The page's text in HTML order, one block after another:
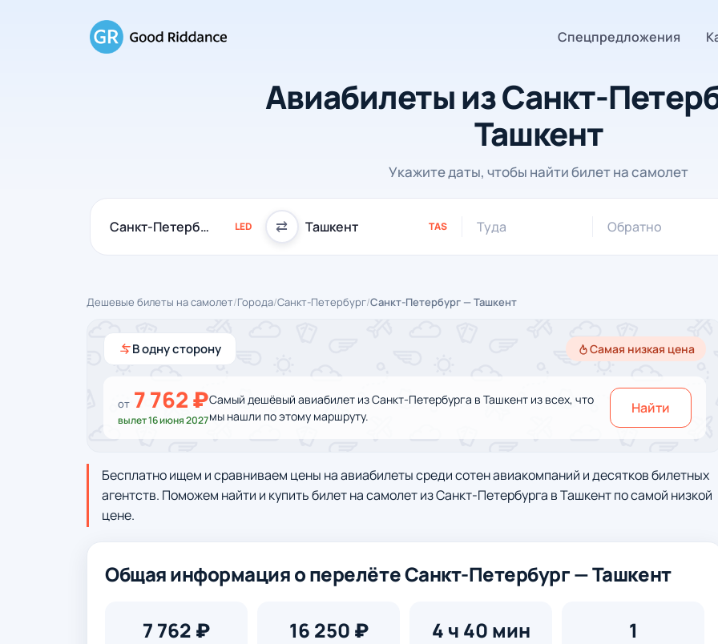
Спецпредложения
Авиабилеты из Санкт-
Ташкент
Укажите даты, чтобы найти билет на самолет
LED ⇄ TAS Туда Обратно
Дешевые билеты на самолет/Города/Санкт-Петербург/Санкт-Петербург — Ташкент
В одну сторону Самая низкая цена
от 7 762 ₽
вылет 16 июня 2027
Самый дешёвый авиабилет из Санкт-Петербурга в Ташкент из всех, что
мы нашли по этому маршруту.
Найти
Бесплатно ищем и сравниваем цены на авиабилеты среди сотен авиакомпаний и десятков билетных
агентств. Поможем найти и купить билет на самолет из Санкт-Петербурга в Ташкент по самой низкой
цене.
Общая информация о перелёте Санкт-Петербург — Ташкент
7 762 ₽ 16 250 ₽ 4 ч 40 мин 1